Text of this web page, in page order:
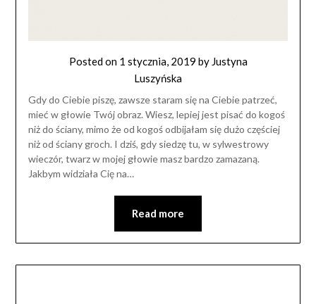
Posted on 1 stycznia, 2019 by Justyna
Luszyńska
Gdy do Ciebie piszę, zawsze staram się na Ciebie patrzeć,
mieć w głowie Twój obraz. Wiesz, lepiej jest pisać do kogoś
niż do ściany, mimo że od kogoś odbijałam się dużo częściej
niż od ściany groch. I dziś, gdy siedzę tu, w sylwestrowy
wieczór, twarz w mojej głowie masz bardzo zamazaną.
Jakbym widziała Cię na…
Read more